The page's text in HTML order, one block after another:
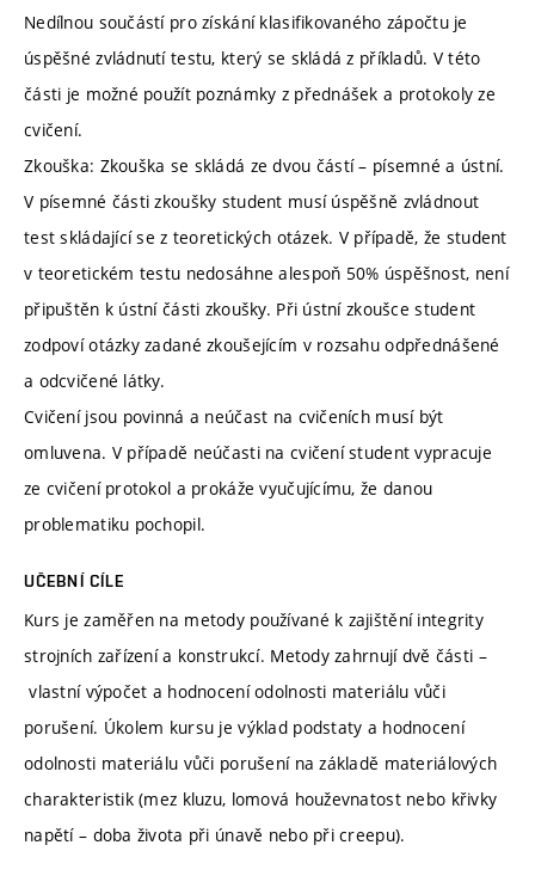
Nedílnou součástí pro získání klasifikovaného zápočtu je
úspěšné zvládnutí testu, který se skládá z příkladů. V této
části je možné použít poznámky z přednášek a protokoly ze
cvičení.
Zkouška: Zkouška se skládá ze dvou částí – písemné a ústní.
V písemné části zkoušky student musí úspěšně zvládnout
test skládající se z teoretických otázek. V případě, že student
v teoretickém testu nedosáhne alespoň 50% úspěšnost, není
připuštěn k ústní části zkoušky. Při ústní zkoušce student
zodpoví otázky zadané zkoušejícím v rozsahu odpřednášené
a odcvičené látky.
Cvičení jsou povinná a neúčast na cvičeních musí být
omluvena. V případě neúčasti na cvičení student vypracuje
ze cvičení protokol a prokáže vyučujícímu, že danou
problematiku pochopil.
UČEBNÍ CÍLE
Kurs je zaměřen na metody používané k zajištění integrity
strojních zařízení a konstrukcí. Metody zahrnují dvě části –
vlastní výpočet a hodnocení odolnosti materiálu vůči
porušení. Úkolem kursu je výklad podstaty a hodnocení
odolnosti materiálu vůči porušení na základě materiálových
charakteristik (mez kluzu, lomová houževnatost nebo křivky
napětí – doba života při únavě nebo při creepu).